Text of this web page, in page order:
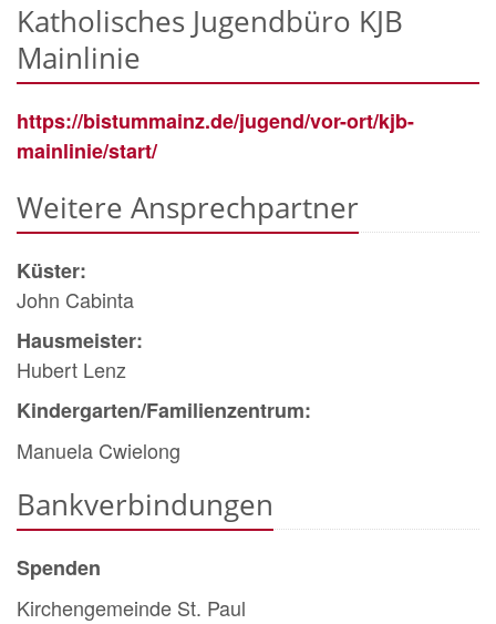
Katholisches Jugendbüro KJB
Mainlinie
https://bistummainz.de/jugend/vor-ort/kjb-
mainlinie/start/
Weitere Ansprechpartner
Küster:
John Cabinta
Hausmeister:
Hubert Lenz
Kindergarten/Familienzentrum:
Manuela Cwielong
Bankverbindungen
Spenden
Kirchengemeinde St. Paul